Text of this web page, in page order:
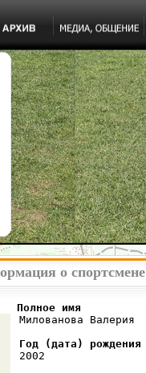
о спортсмене
имя
Милованова Валерия
Год (дата) рождения
2002